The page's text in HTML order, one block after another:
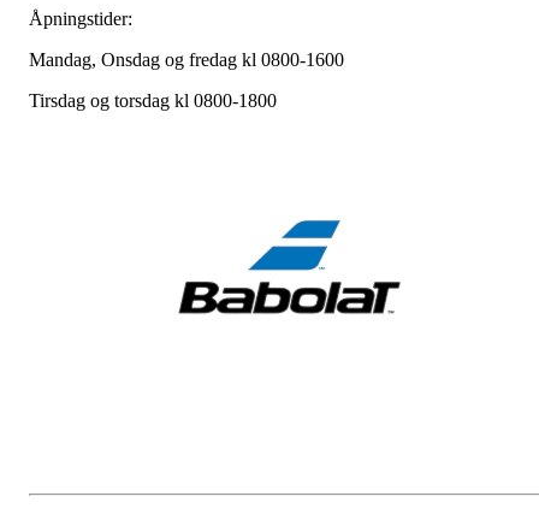
Åpningstider:
Mandag, Onsdag og fredag kl 0800-1600
Tirsdag og torsdag kl 0800-1800